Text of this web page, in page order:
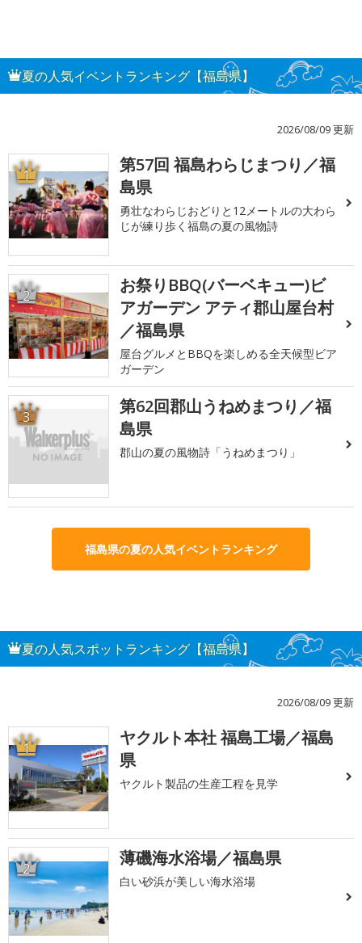
夏の人気イベントランキング【福島県】
2026/08/09 更新
1
第57回 福島わらじまつり／福
島県
勇壮なわらじおどりと12メートルの大わら
じが練り歩く福島の夏の風物詩
2
お祭りBBQ(バーベキュー)ビ
アガーデン アティ郡山屋台村
／福島県
屋台グルメとBBQを楽しめる全天候型ビア
ガーデン
3
第62回郡山うねめまつり／福
島県
郡山の夏の風物詩「うねめまつり」
福島県の夏の人気イベントランキング
夏の人気スポットランキング【福島県】
2026/08/09 更新
1
ヤクルト本社 福島工場／福島
県
ヤクルト製品の生産工程を見学
2 薄磯海水浴場／福島県
白い砂浜が美しい海水浴場